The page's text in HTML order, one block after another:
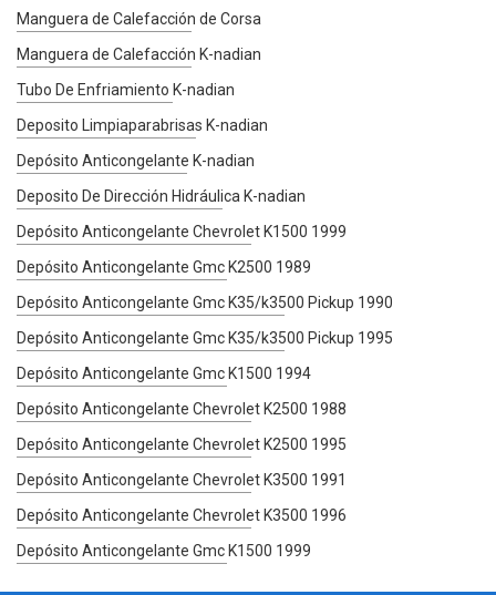
Manguera de Calefacción de Corsa
Manguera de Calefacción K-nadian
Tubo De Enfriamiento K-nadian
Deposito Limpiaparabrisas K-nadian
Depósito Anticongelante K-nadian
Deposito De Dirección Hidráulica K-nadian
Depósito Anticongelante Chevrolet K1500 1999
Depósito Anticongelante Gmc K2500 1989
Depósito Anticongelante Gmc K35/k3500 Pickup 1990
Depósito Anticongelante Gmc K35/k3500 Pickup 1995
Depósito Anticongelante Gmc K1500 1994
Depósito Anticongelante Chevrolet K2500 1988
Depósito Anticongelante Chevrolet K2500 1995
Depósito Anticongelante Chevrolet K3500 1991
Depósito Anticongelante Chevrolet K3500 1996
Depósito Anticongelante Gmc K1500 1999